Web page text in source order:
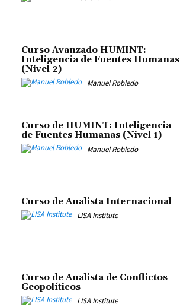
Curso Avanzado HUMINT:
Inteligencia de Fuentes Humanas
(Nivel 2)
Manuel Robledo
Curso de HUMINT: Inteligencia
de Fuentes Humanas (Nivel 1)
Manuel Robledo
Curso de Analista Internacional
LISA Institute
Curso de Analista de Conflictos
Geopolíticos
LISA Institute